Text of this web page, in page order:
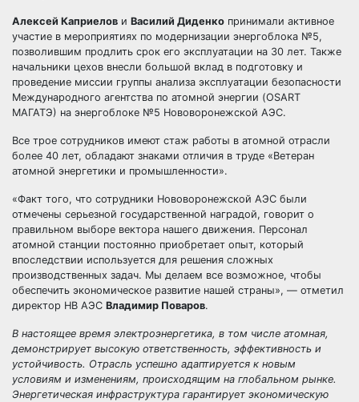
Алексей Каприелов и Василий Диденко принимали активное
участие в мероприятиях по модернизации энергоблока №5,
позволившим продлить срок его эксплуатации на 30 лет. Также
начальники цехов внесли большой вклад в подготовку и
проведение миссии группы анализа эксплуатации безопасности
Международного агентства по атомной энергии (OSART
МАГАТЭ) на энергоблоке №5 Нововоронежской АЭС.
Все трое сотрудников имеют стаж работы в атомной отрасли
более 40 лет, обладают знаками отличия в труде «Ветеран
атомной энергетики и промышленности».
«Факт того, что сотрудники Нововоронежской АЭС были
отмечены серьезной государственной наградой, говорит о
правильном выборе вектора нашего движения. Персонал
атомной станции постоянно приобретает опыт, который
впоследствии используется для решения сложных
производственных задач. Мы делаем все возможное, чтобы
обеспечить экономическое развитие нашей страны», — отметил
директор НВ АЭС Владимир Поваров.
В настоящее время электроэнергетика, в том числе атомная,
демонстрирует высокую ответственность, эффективность и
устойчивость. Отрасль успешно адаптируется к новым
условиям и изменениям, происходящим на глобальном рынке.
Энергетическая инфраструктура гарантирует экономическую